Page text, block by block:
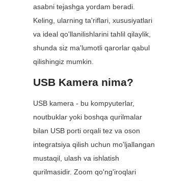
asabni tejashga yordam beradi.
Keling, ularning ta'riflari, xususiyatlari
va ideal qo'llanilishlarini tahlil qilaylik,
shunda siz ma'lumotli qarorlar qabul
qilishingiz mumkin.
USB Kamera nima?
USB kamera - bu kompyuterlar,
noutbuklar yoki boshqa qurilmalar
bilan USB porti orqali tez va oson
integratsiya qilish uchun mo'ljallangan
mustaqil, ulash va ishlatish
qurilmasidir. Zoom qo'ng'iroqlari